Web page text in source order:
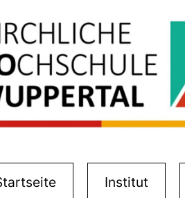
(current)Institut